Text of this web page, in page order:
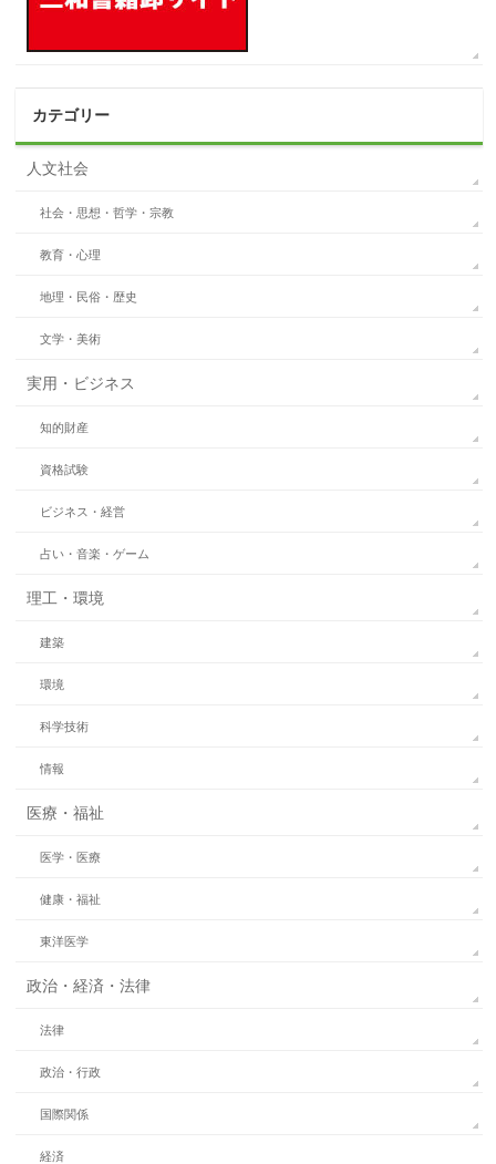
カテゴリー
人文社会
社会・思想・哲学・宗教
教育・心理
地理・民俗・歴史
文学・美術
実用・ビジネス
知的財産
資格試験
ビジネス・経営
占い・音楽・ゲーム
理工・環境
建築
環境
科学技術
情報
医療・福祉
医学・医療
健康・福祉
東洋医学
政治・経済・法律
法律
政治・行政
国際関係
経済